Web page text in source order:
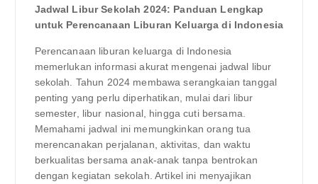
Jadwal Libur Sekolah 2024: Panduan Lengkap
untuk Perencanaan Liburan Keluarga di Indonesia
Perencanaan liburan keluarga di Indonesia
memerlukan informasi akurat mengenai jadwal libur
sekolah. Tahun 2024 membawa serangkaian tanggal
penting yang perlu diperhatikan, mulai dari libur
semester, libur nasional, hingga cuti bersama.
Memahami jadwal ini memungkinkan orang tua
merencanakan perjalanan, aktivitas, dan waktu
berkualitas bersama anak-anak tanpa bentrokan
dengan kegiatan sekolah. Artikel ini menyajikan